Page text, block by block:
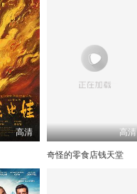
高清 高清
奇怪的零食店钱天堂